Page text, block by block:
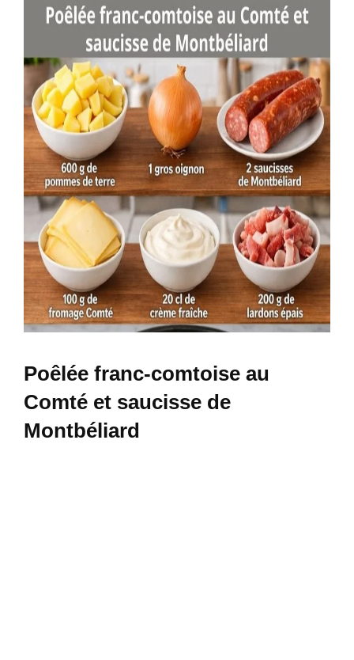
Poêlée franc-comtoise au
Comté et saucisse de
Montbéliard